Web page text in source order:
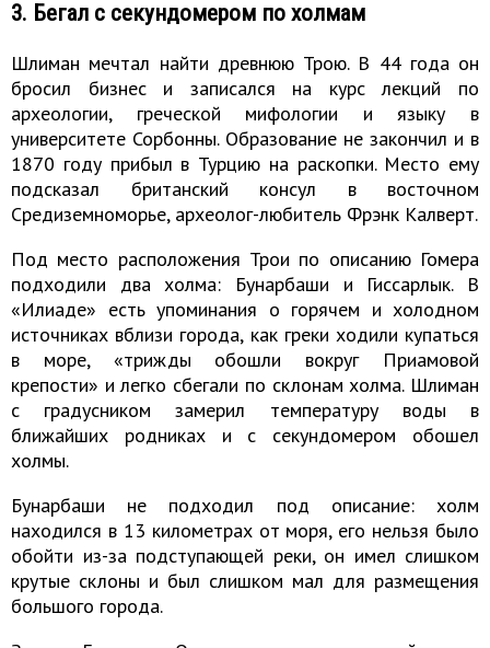
3. Бегал с секундомером по холмам
Шлиман мечтал найти древнюю Трою. В 44 года он
бросил бизнес и записался на курс лекций по
археологии, греческой мифологии и языку в
университете Сорбонны. Образование не закончил и в
1870 году прибыл в Турцию на раскопки. Место ему
подсказал британский консул в восточном
Средиземноморье, археолог-любитель Фрэнк Калверт.
Под место расположения Трои по описанию Гомера
подходили два холма: Бунарбаши и Гиссарлык. В
«Илиаде» есть упоминания о горячем и холодном
источниках вблизи города, как греки ходили купаться
в море, «трижды обошли вокруг Приамовой
крепости» и легко сбегали по склонам холма. Шлиман
с градусником замерил температуру воды в
ближайших родниках и с секундомером обошел
холмы.
Бунарбаши не подходил под описание: холм
находился в 13 километрах от моря, его нельзя было
обойти из-за подступающей реки, он имел слишком
крутые склоны и был слишком мал для размещения
большого города.